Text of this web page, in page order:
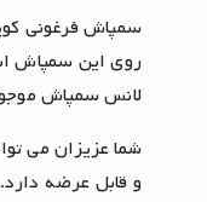
لانس سمپاش
شما عزیزان می
و قابل عرضه دارد.